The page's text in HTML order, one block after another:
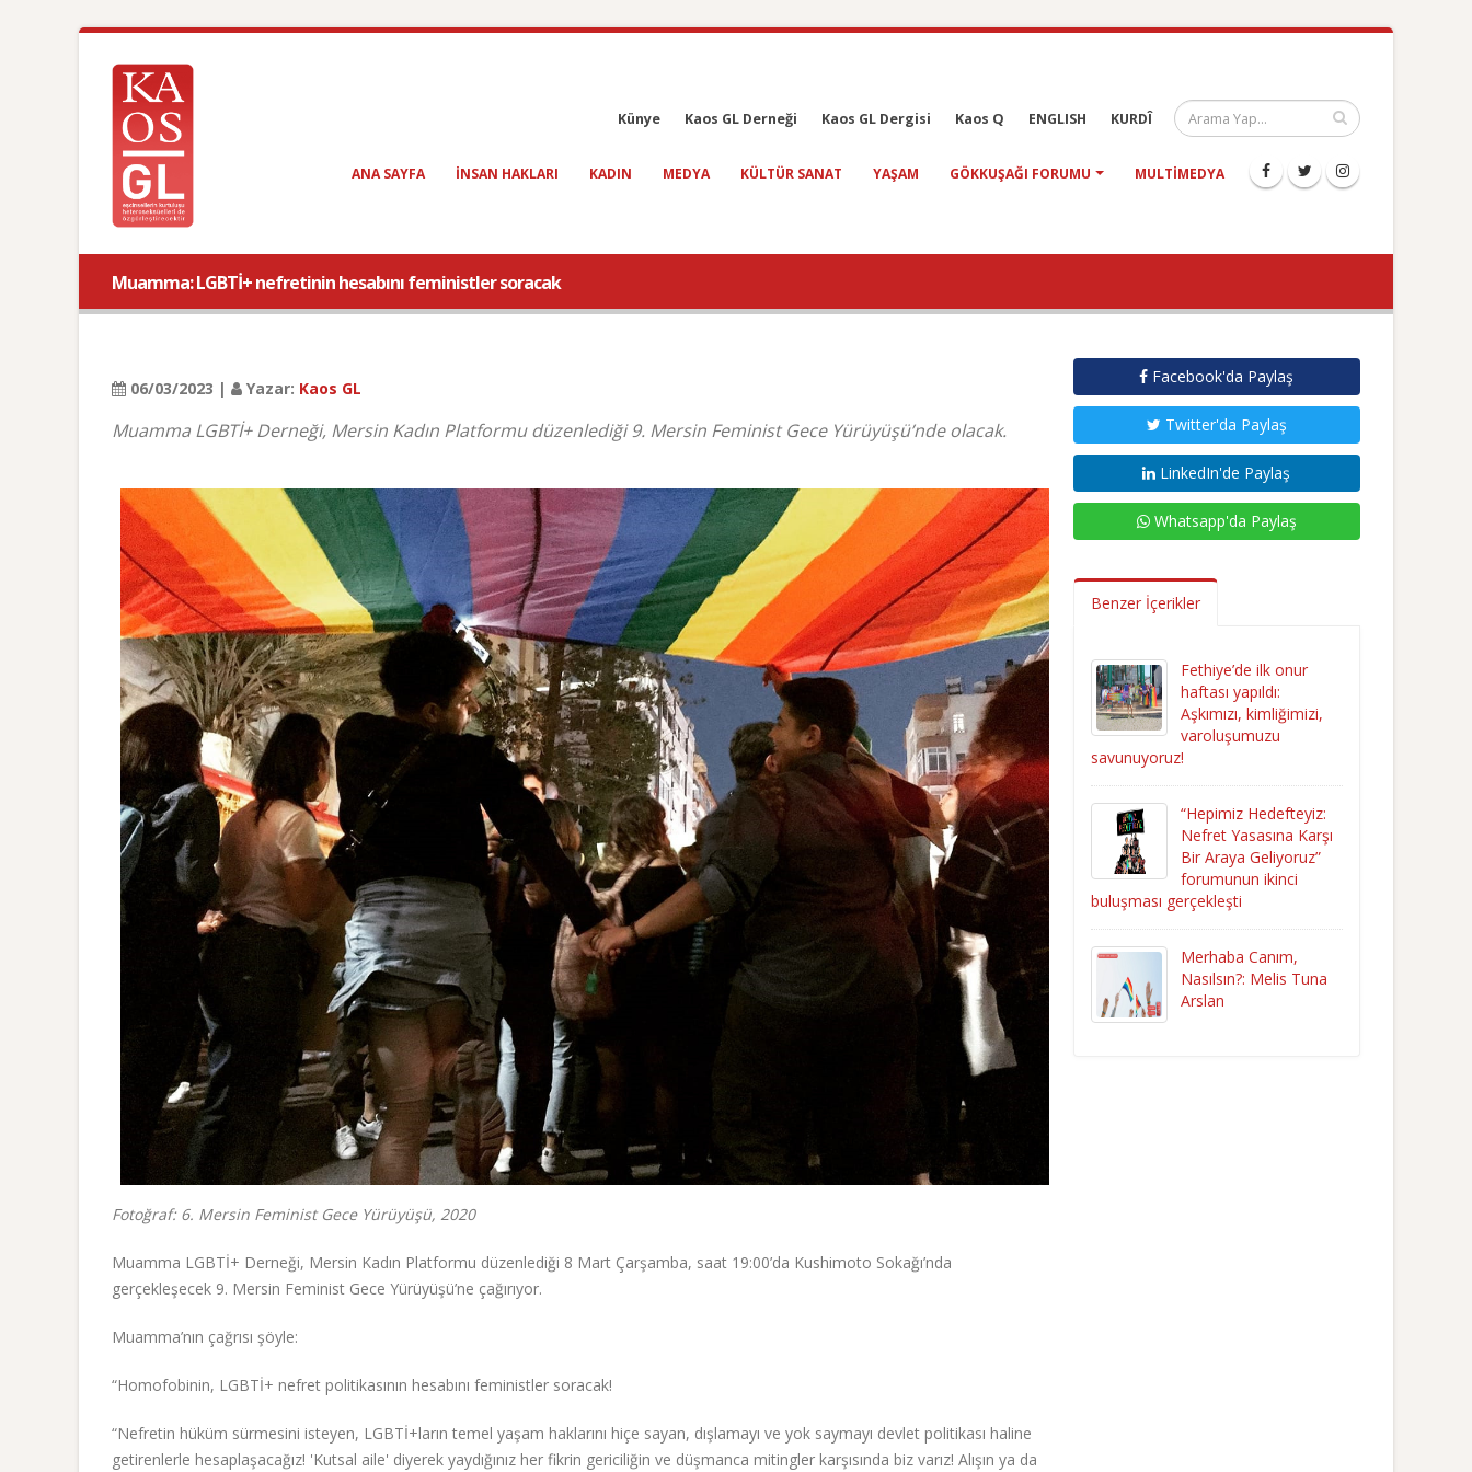
Künye Kaos GL Derneği Kaos GL Dergisi Kaos Q ENGLISH KURDÎ
ANA SAYFA INSAN HAKLARI KADIN MEDYA KÜLTÜR SANAT YAŞAM GÖKKUŞAĞI FORUMU MULTIMEDYA
Muamma: LGBTİ+ nefretinin hesabını feministler soracak
06/03/2023 | Yazar: Kaos GL
Muamma LGBTİ+ Derneği, Mersin Kadın Platformu düzenlediği 9. Mersin Feminist Gece Yürüyüşü’nde olacak.
Fotoğraf: 6. Mersin Feminist Gece Yürüyüşü, 2020
Muamma LGBTİ+ Derneği, Mersin Kadın Platformu düzenlediği 8 Mart Çarşamba, saat 19:00’da Kushimoto Sokağı’nda
gerçekleşecek 9. Mersin Feminist Gece Yürüyüşü’ne çağırıyor.
Muamma’nın çağrısı şöyle:
“Homofobinin, LGBTİ+ nefret politikasının hesabını feministler soracak!
“Nefretin hüküm sürmesini isteyen, LGBTİ+ların temel yaşam haklarını hiçe sayan, dışlamayı ve yok saymayı devlet politikası haline
getirenlerle hesaplaşacağız! 'Kutsal aile' diyerek yaydığınız her fikrin gericiliğin ve düşmanca mitingler karşısında biz varız! Alışın ya da
Facebook'da Paylaş
Twitter'da Paylaş
LinkedIn'de Paylaş
Whatsapp'da Paylaş
Benzer İçerikler
Fethiye’de ilk onur
haftası yapıldı:
Aşkımızı, kimliğimizi,
varoluşumuzu
savunuyoruz!
“Hepimiz Hedefteyiz:
Nefret Yasasına Karşı
Bir Araya Geliyoruz”
forumunun ikinci
buluşması gerçekleşti
Merhaba Canım,
Nasılsın?: Melis Tuna
Arslan